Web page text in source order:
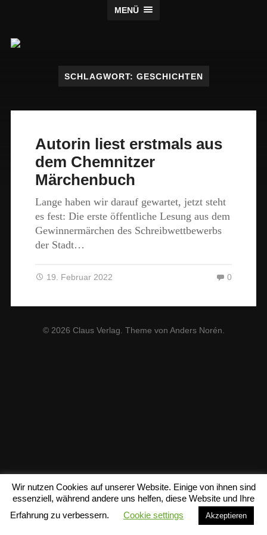
MENÜ
Verlag
SCHLAGWORT: GESCHICHTEN
Autorin liest erstmals aus
dem Chemnitzer
Märchenbuch
Lange haben wir darauf gewartet, jetzt steht
es fest: Die erste öffentliche Lesung aus dem
Gewinnermärchen des Schreibwettbewerbs
der Stadt…
19. Februar 2022 0
© 2026 Claus Verlag. Theme von Anders Norén.
Wir nutzen Cookies auf unserer Website. Einige von ihnen sind
essenziell, während andere uns helfen, diese Website und Ihre
Erfahrung zu verbessern.
Cookie settings Akzeptieren